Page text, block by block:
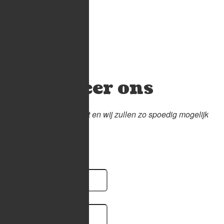
Contacteer ons
Verzend ons een bericht en wij zullen zo spoedig mogelijk